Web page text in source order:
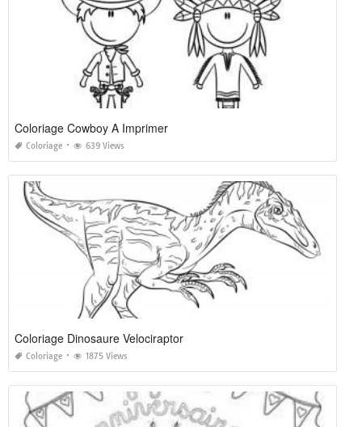
Coloriage Cowboy A Imprimer
Coloriage 639 Views
Coloriage Dinosaure Velociraptor
Coloriage 1875 Views